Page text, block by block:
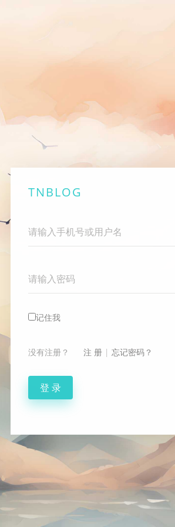
TNBLOG
记住我
没有注册？ 注 册| 忘记密码？